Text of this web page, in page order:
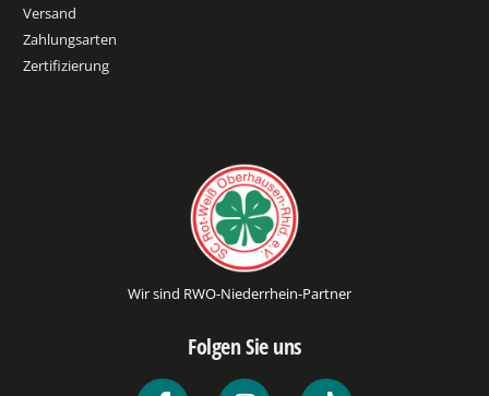
Versand
Zahlungsarten
Zertifizierung
Wir sind RWO-Niederrhein-Partner
Folgen Sie uns